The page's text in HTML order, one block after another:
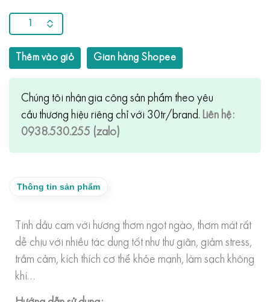
Thêm vào giỏ Gian hàng Shopee
Chúng tôi nhận gia công sản phẩm theo yêu
cầu thương hiệu riêng chỉ với 30tr/brand. Liên hệ:
0938.530.255 (zalo)
Thông tin sản phẩm
Tinh dầu cam với hương thơm ngọt ngào, thơm mát rất
dễ chịu với nhiều tác dụng tốt như thư giãn, giảm stress,
trầm cảm, kích thích cơ thể khỏe mạnh, làm sạch không
khí…